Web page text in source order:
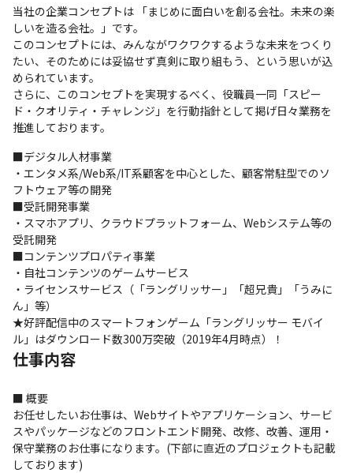
当社の企業コンセプトは 「まじめに面白いを創る会社。未来の楽
しいを造る会社。」です。
このコンセプトには、みんながワクワクするような未来をつくり
たい、そのためには妥協せず真剣に取り組もう、という思いが込
められています。
さらに、このコンセプトを実現するべく、役職員一同「スピー
ド・クオリティ・チャレンジ」を行動指針として掲げ日々業務を
推進しております。
■デジタル人材事業
・エンタメ系/Web系/IT系顧客を中心とした、顧客常駐型でのソ
フトウェア等の開発
■受託開発事業
・スマホアプリ、クラウドプラットフォーム、Webシステム等の
受託開発
■コンテンツプロパティ事業
・自社コンテンツのゲームサービス
・ライセンスサービス（「ラングリッサー」「超兄貴」「うみに
ん」等）
★好評配信中のスマートフォンゲーム「ラングリッサー モバイ
ル」はダウンロード数300万突破（2019年4月時点）！
仕事内容
■ 概要
お任せしたいお仕事は、Webサイトやアプリケーション、サービ
スやパッケージなどのフロントエンド開発、改修、改善、運用・
保守業務のお仕事になります。(下部に直近のプロジェクトも記載
しております)